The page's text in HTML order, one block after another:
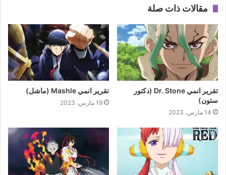
مقالات ذات صلة
تقرير انمي Dr. Stone (دكتور
ستون)
14 مارس، 2023
تقرير انمي Mashle (ماشل)
19 مارس، 2023